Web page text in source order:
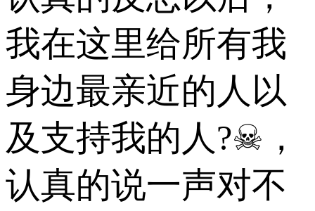
我在这里给所有我
身边最亲近的人以
及支持我的人?☠，
认真的说一声对不